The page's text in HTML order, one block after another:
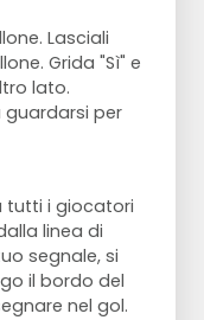
Lasciali
Grida "Sì" e
lato.
guardarsi per
tutti i giocatori
linea di
segnale, si
il bordo del
nel gol.